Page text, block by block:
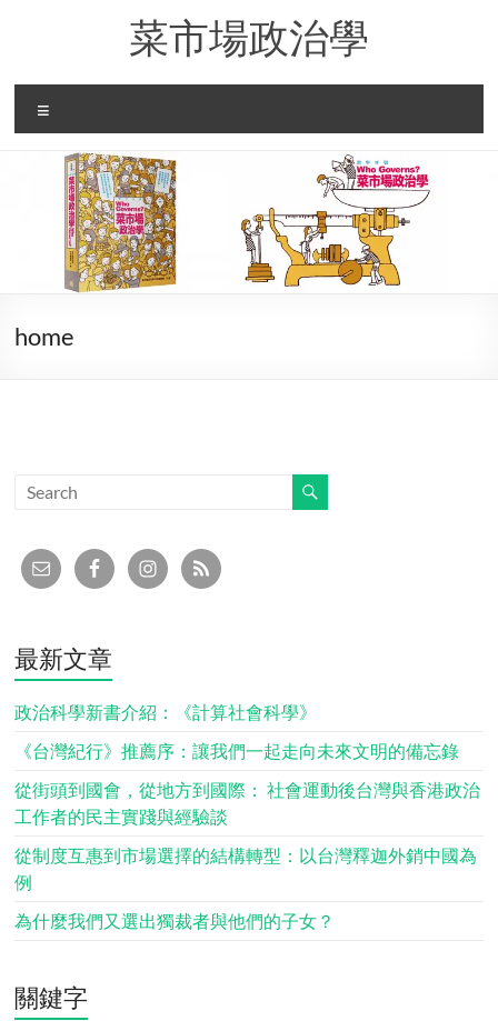
菜市場政治學
home
最新文章
政治科學新書介紹：《計算社會科學》
《台灣紀行》推薦序：讓我們一起走向未來文明的備忘錄
從街頭到國會，從地方到國際： 社會運動後台灣與香港政治
工作者的民主實踐與經驗談
從制度互惠到市場選擇的結構轉型：以台灣釋迦外銷中國為
例
為什麼我們又選出獨裁者與他們的子女？
關鍵字